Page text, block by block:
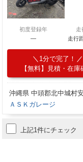
初度登録年
―
走
走行
1分で完了！
【無料】見積・在庫
沖縄県 中頭郡北中城村
ＡＳＫガレージ
上記1件にチェック